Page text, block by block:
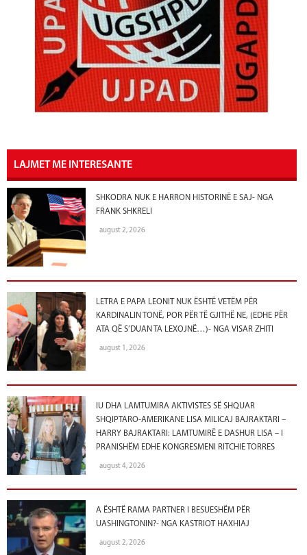
LAJMET ME INTERESANTE
SHKODRA NUK E HARRON HISTORINË E SAJ- NGA
FRANK SHKRELI
august 2, 2026
LETRA E PAPA LEONIT NUK ËSHTË VETËM PËR
KARDINALIN TONË, POR PËR TË GJITHË NE, (EDHE PËR
ATA QË S’DUAN TA LEXOJNË…)- NGA VISAR ZHITI
august 1, 2026
IU DHA LAMTUMIRA AKTIVISTES SË SHQUAR
SHQIPTARO-AMERIKANE LISA MILICAJ BAJRAKTARI –
HARRY BAJRAKTARI: LAMTUMIRË E DASHUR LISA – I
PRANISHËM EDHE KONGRESMENI RITCHIE TORRES
august 4, 2026
A ËSHTË RAMA PARTNER I BESUESHËM PËR
UASHINGTONIN?- NGA KASTRIOT HAXHIAJ
august 2, 2026